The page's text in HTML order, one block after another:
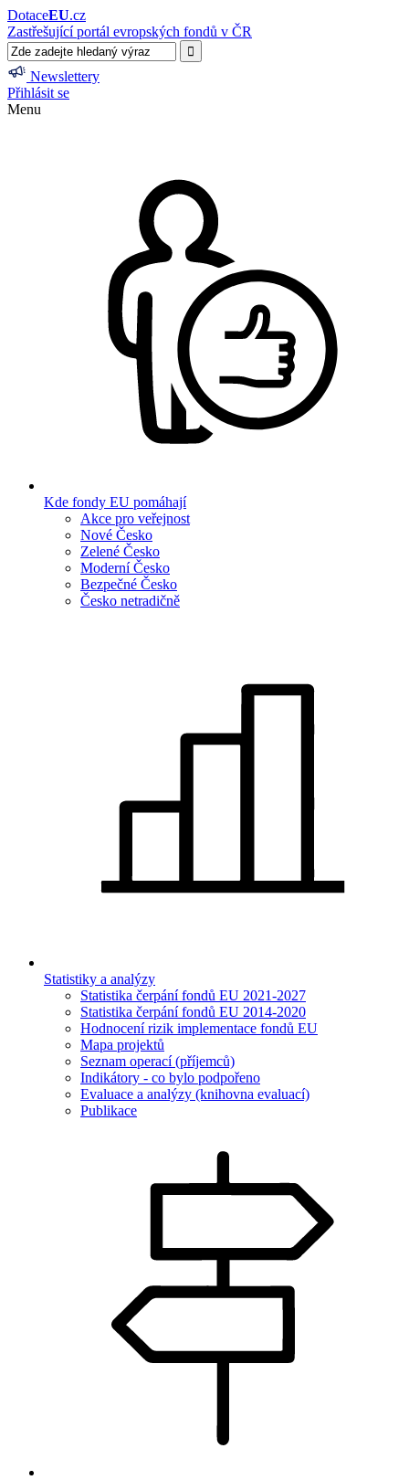
DotaceEU.cz
Zastřešující portál evropských fondů v ČR
Newslettery
Přihlásit se
Menu
Kde fondy EU pomáhají
Akce pro veřejnost
Nové Česko
Zelené Česko
Moderní Česko
Bezpečné Česko
Česko netradičně
Statistiky a analýzy
Statistika čerpání fondů EU 2021-2027
Statistika čerpání fondů EU 2014-2020
Hodnocení rizik implementace fondů EU
Mapa projektů
Seznam operací (příjemců)
Indikátory - co bylo podpořeno
Evaluace a analýzy (knihovna evaluací)
Publikace